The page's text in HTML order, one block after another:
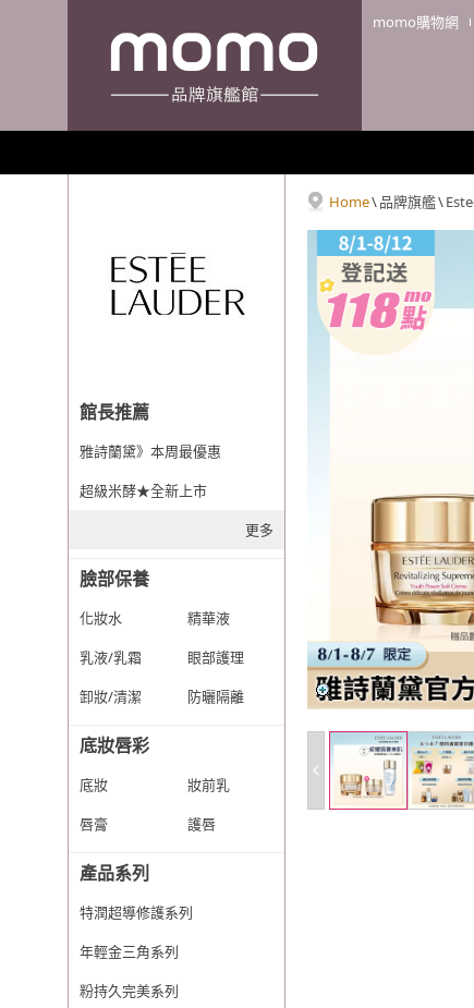
momo購物網
館長推薦
雅詩蘭黛》本周最優惠
超級米酵★全新上市
更多
臉部保養
化妝水
精華液
乳液/乳霜
眼部護理
卸妝/清潔
防曬隔離
底妝唇彩
底妝
妝前乳
唇膏
護唇
產品系列
特潤超導修護系列
年輕金三角系列
粉持久完美系列
Home\品牌旗艦\